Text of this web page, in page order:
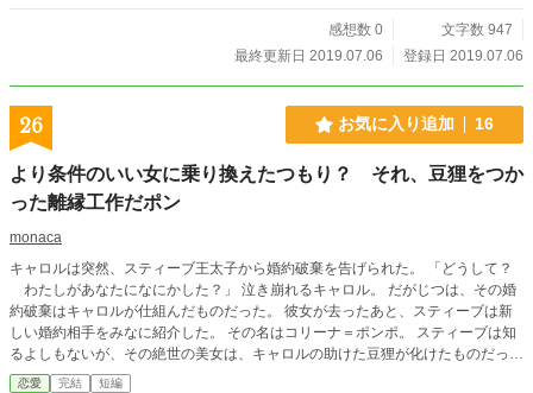
感想数 0
文字数 947
最終更新日 2019.07.06
登録日 2019.07.06
26 お気に入り追加 16
より条件のいい女に乗り換えたつもり？ それ、豆狸をつか
った離縁工作だポン
monaca
キャロルは突然、スティーブ王太子から婚約破棄を告げられた。 「どうして？
わたしがあなたになにかした？」 泣き崩れるキャロル。 だがじつは、その婚
約破棄はキャロルが仕組んだものだった。 彼女が去ったあと、スティーブは新
しい婚約相手をみなに紹介した。 その名はコリーナ＝ポンポ。 スティーブは知
るよしもないが、その絶世の美女は、キャロルの助けた豆狸が化けたものだっ
た。
恋愛 完結 短編